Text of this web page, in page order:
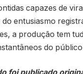
capazes de
entusiasmo
a produção tem
do